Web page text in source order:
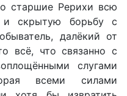
старшие Рерихи всю
скрытую борьбу с
далёкий от
всё, что связанно с
слугами
всеми силами